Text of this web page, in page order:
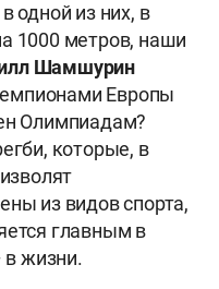
одной из них, в
1000 метров, наши
Шамшурин
Европы
Олимпиадам?
которые, в
из видов спорта,
главным в
в жизни.